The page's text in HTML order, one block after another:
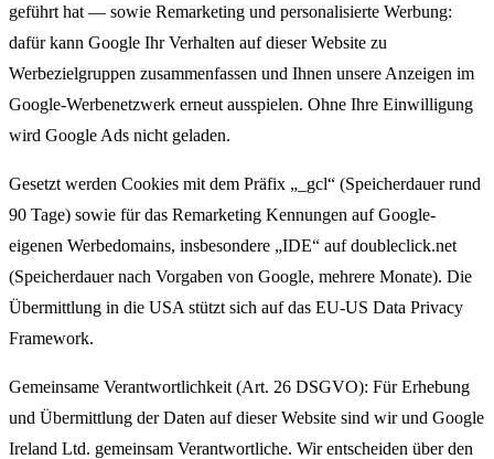
geführt hat — sowie Remarketing und personalisierte Werbung:
dafür kann Google Ihr Verhalten auf dieser Website zu
Werbezielgruppen zusammenfassen und Ihnen unsere Anzeigen im
Google-Werbenetzwerk erneut ausspielen. Ohne Ihre Einwilligung
wird Google Ads nicht geladen.
Gesetzt werden Cookies mit dem Präfix „_gcl“ (Speicherdauer rund
90 Tage) sowie für das Remarketing Kennungen auf Google-
eigenen Werbedomains, insbesondere „IDE“ auf doubleclick.net
(Speicherdauer nach Vorgaben von Google, mehrere Monate). Die
Übermittlung in die USA stützt sich auf das EU-US Data Privacy
Framework.
Gemeinsame Verantwortlichkeit (Art. 26 DSGVO): Für Erhebung
und Übermittlung der Daten auf dieser Website sind wir und Google
Ireland Ltd. gemeinsam Verantwortliche. Wir entscheiden über den